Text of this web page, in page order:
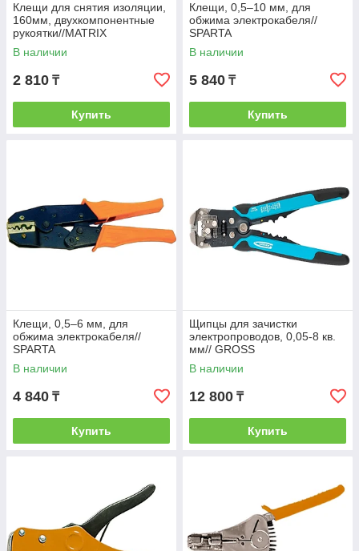
Клещи для снятия изоляции,
160мм, двухкомпонентные
рукоятки//MATRIX
PROFESSIONAL
В наличии
2 810 ₸
Купить
Клещи, 0,5–10 мм, для
обжима электрокабеля//
SPARTA
В наличии
5 840 ₸
Купить
Клещи, 0,5–6 мм, для
обжима электрокабеля//
SPARTA
В наличии
4 840 ₸
Купить
Щипцы для зачистки
электропроводов, 0,05-8 кв.
мм// GROSS
В наличии
12 800 ₸
Купить